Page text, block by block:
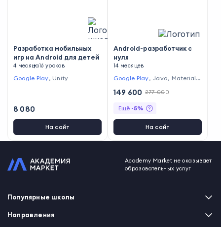
Разработка мобильных
игр на Android для детей
4 месяца16 уроков
Google Play, Unity
8 080
На сайт
Android-разработчик с
нуля
14 месяцев
Google Play, Java, Material D
adle ,Android,GitHub
149 600 277 000
Ещё -5%
На сайт
Academy Market не оказывает
образовательных услуг
Популярные школы
Skillbox
Направления